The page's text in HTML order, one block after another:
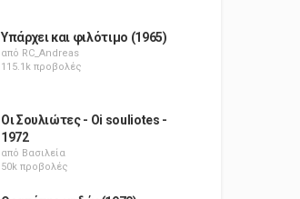
Υπάρχει και φιλότιμο (1965)
από RC_Andreas
115.1k προβολές
Οι Σουλιώτες - Oi souliotes -
1972
από Βασιλεία
50k προβολές